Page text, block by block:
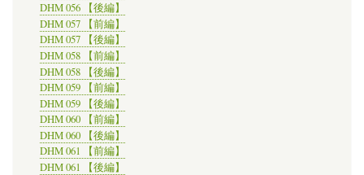
DHM 056 【後編】
DHM 057 【前編】
DHM 057 【後編】
DHM 058 【前編】
DHM 058 【後編】
DHM 059 【前編】
DHM 059 【後編】
DHM 060 【前編】
DHM 060 【後編】
DHM 061 【前編】
DHM 061 【後編】